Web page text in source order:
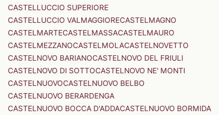
CASTELLUCCIO SUPERIORE
CASTELLUCCIO VALMAGGIORECASTELMAGNO
CASTELMARTECASTELMASSACASTELMAURO
CASTELMEZZANOCASTELMOLACASTELNOVETTO
CASTELNOVO BARIANOCASTELNOVO DEL FRIULI
CASTELNOVO DI SOTTOCASTELNOVO NE' MONTI
CASTELNUOVOCASTELNUOVO BELBO
CASTELNUOVO BERARDENGA
CASTELNUOVO BOCCA D'ADDACASTELNUOVO BORMIDA